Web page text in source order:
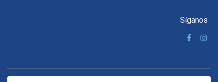
Síganos